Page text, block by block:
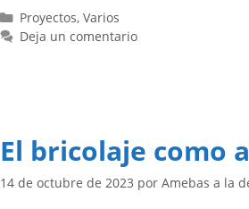
Categorías
Proyectos, Varios
Deja un comentario
El bricolaje como
14 de octubre de 2023 por Amebas a la